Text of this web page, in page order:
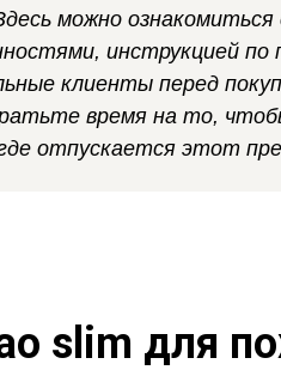
можно
инструкцией по
клиенты перед
время на то,
отпускается этот
slim для